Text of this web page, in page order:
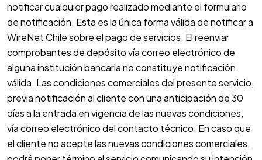
notificar cualquier pago realizado mediante el formulario
de notificación. Esta es la única forma válida de notificar a
WireNet Chile sobre el pago de servicios. El reenviar
comprobantes de depósito vía correo electrónico de
alguna institución bancaria no constituye notificación
válida. Las condiciones comerciales del presente servicio,
previa notificación al cliente con una anticipación de 30
días a la entrada en vigencia de las nuevas condiciones,
vía correo electrónico del contacto técnico. En caso que
el cliente no acepte las nuevas condiciones comerciales,